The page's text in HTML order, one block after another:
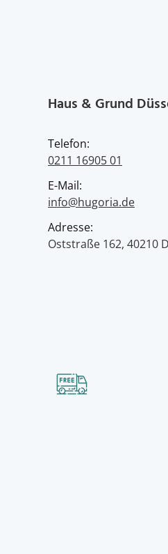
Haus & Grund
Telefon:
0211 16905 01
E-Mail:
info@hugoria.de
Adresse:
Oststraße 162, 40210